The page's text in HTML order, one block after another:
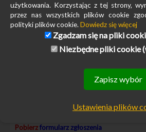
6 punktóww ProgramieKrajowej Listy
Specjalizacji Powiązanych
Miejsce realizacji
Szkolenie realizowane*jest online live
Uczestnictwo w szkoleniu
Pobierz formularz zgłoszenia
użytkowania. Korzystając z tej strony,
przez nas wszystkich plików cookie
polityki plików cookie. Dowiedz się więcej
Zgadzam się na pliki
Niezbędne pliki cookie
Zapisz wybór
Ustawienia plików